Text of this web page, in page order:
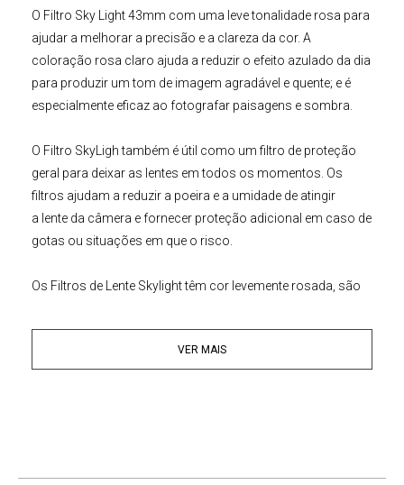
O Filtro Sky Light 43mm com uma leve tonalidade rosa para
ajudar a melhorar a precisão e a clareza da cor. A
coloração rosa claro ajuda a reduzir o efeito azulado da dia
para produzir um tom de imagem agradável e quente; e é
especialmente eficaz ao fotografar paisagens e sombra.
O Filtro SkyLightambém é útil como um filtro de proteção
geral para deixar as lentes em todos os momentos. Os
filtros ajudam a reduzir a poeira e a umidade de atingir
a lente da câmera e fornecer proteção adicional em caso de
gotas ou situações em que o risco.
Os Filtros de Lente Skylighttêm cor levemente rosada, são
neutralizar os efeitos dos raios UV que tendem a estender o
tom azulado sobre áreas de sombra à luz do dia plena. Os
VER MAIS